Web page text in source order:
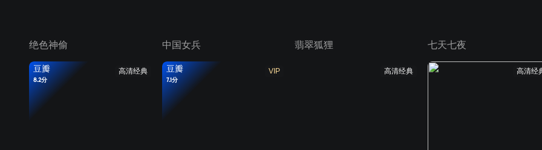
绝色神偷 中国女兵 翡翠狐狸 七天七夜
高清经典
豆瓣
8.2分
VIP
豆瓣
7.1分
高清经典 高清经